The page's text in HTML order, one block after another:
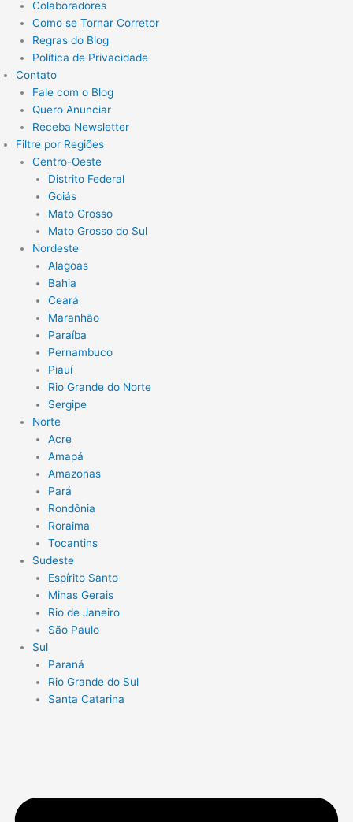
Colaboradores
Como se Tornar Corretor
Regras do Blog
Política de Privacidade
Contato
Fale com o Blog
Quero Anunciar
Receba Newsletter
Filtre por Regiões
Centro-Oeste
Distrito Federal
Goiás
Mato Grosso
Mato Grosso do Sul
Nordeste
Alagoas
Bahia
Ceará
Maranhão
Paraíba
Pernambuco
Piauí
Rio Grande do Norte
Sergipe
Norte
Acre
Amapá
Amazonas
Pará
Rondônia
Roraima
Tocantins
Sudeste
Espírito Santo
Minas Gerais
Rio de Janeiro
São Paulo
Sul
Paraná
Rio Grande do Sul
Santa Catarina